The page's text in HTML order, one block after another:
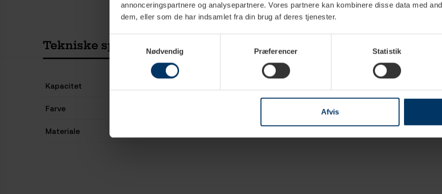
annonceringspartnere og analysepartnere. Vores partnere kan kombinere disse data med
dem, eller som de har indsamlet fra din brug af deres tjenester.
Nødvendig
Præferencer Statistik
Afvis
Tekniske specifikationer
Kapacitet
Farve
Materiale